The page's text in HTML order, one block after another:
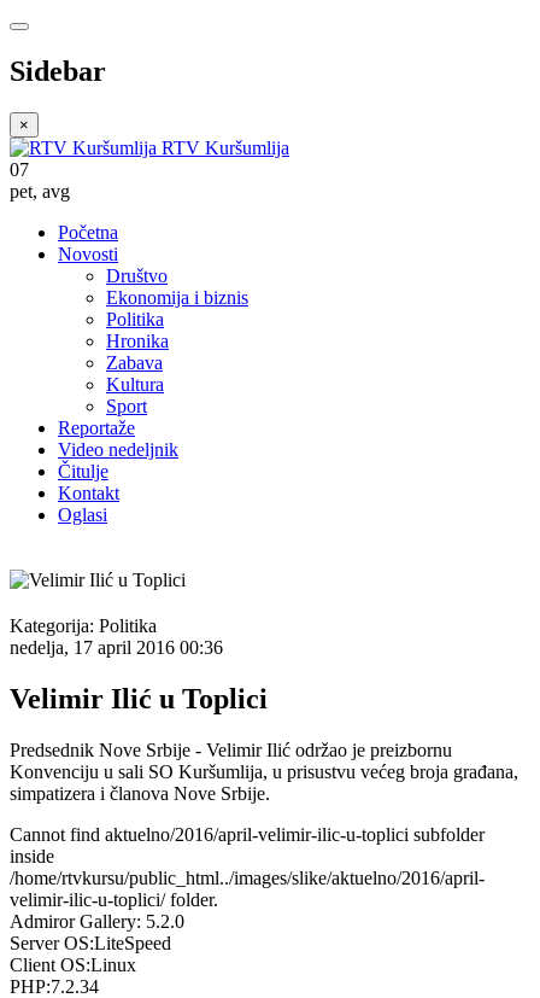
Sidebar
×
RTV Kuršumlija
07
pet, avg
Početna
Novosti
Društvo
Ekonomija i biznis
Politika
Hronika
Zabava
Kultura
Sport
Reportaže
Video nedeljnik
Čitulje
Kontakt
Oglasi
Kategorija: Politika
nedelja, 17 april 2016 00:36
Velimir Ilić u Toplici
Predsednik Nove Srbije - Velimir Ilić održao je preizbornu
Konvenciju u sali SO Kuršumlija, u prisustvu većeg broja građana,
simpatizera i članova Nove Srbije.
Cannot find aktuelno/2016/april-velimir-ilic-u-toplici subfolder
inside
/home/rtvkursu/public_html../images/slike/aktuelno/2016/april-
velimir-ilic-u-toplici/ folder.
Admiror Gallery: 5.2.0
Server OS:LiteSpeed
Client OS:Linux
PHP:7.2.34